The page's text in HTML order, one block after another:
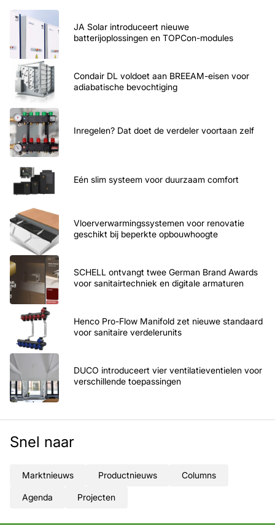
JA Solar introduceert nieuwe
batterijoplossingen en TOPCon-modules
Condair DL voldoet aan BREEAM-eisen voor
adiabatische bevochtiging
Inregelen? Dat doet de verdeler voortaan zelf
Eén slim systeem voor duurzaam comfort
Vloerverwarmingssystemen voor renovatie
geschikt bij beperkte opbouwhoogte
SCHELL ontvangt twee German Brand Awards
voor sanitairtechniek en digitale armaturen
Henco Pro-Flow Manifold zet nieuwe standaard
voor sanitaire verdelerunits
DUCO introduceert vier ventilatieventielen voor
verschillende toepassingen
Snel naar
Marktnieuws Productnieuws Columns
Agenda Projecten